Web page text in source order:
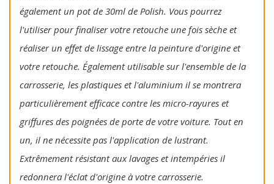
également un pot de 30ml de Polish. Vous pourrez
l'utiliser pour finaliser votre retouche une fois sèche et
réaliser un effet de lissage entre la peinture d'origine et
votre retouche. Également utilisable sur l'ensemble de la
carrosserie, les plastiques et l'aluminium il se montrera
particulièrement efficace contre les micro-rayures et
griffures des poignées de porte de votre voiture. Tout en
un, il ne nécessite pas l'application de lustrant.
Extrêmement résistant aux lavages et intempéries il
redonnera l'éclat d'origine à votre carrosserie.